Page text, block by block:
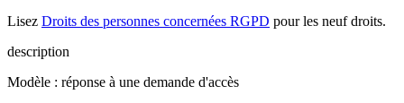
Lisez Droits des personnes concernées RGPD pour les neuf droits.
description
Modèle : réponse à une demande d'accès